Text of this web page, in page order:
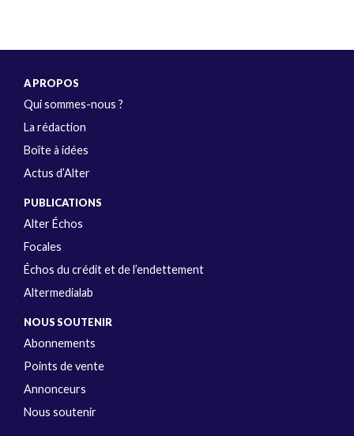
A PROPOS
Qui sommes-nous ?
La rédaction
Boîte à idées
Actus d’Alter
PUBLICATIONS
Alter Échos
Focales
Échos du crédit et de l’endettement
Altermedialab
NOUS SOUTENIR
Abonnements
Points de vente
Annonceurs
Nous soutenir